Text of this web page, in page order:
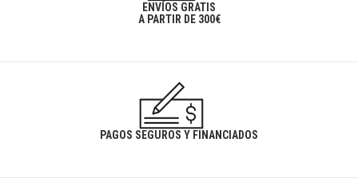
ENVÍOS GRATIS
A PARTIR DE 300€
PAGOS SEGUROS Y FINANCIADOS